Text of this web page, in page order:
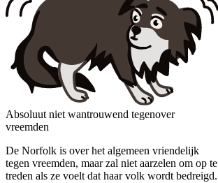
Absoluut niet wantrouwend tegenover
vreemden
De Norfolk is over het algemeen vriendelijk
tegen vreemden, maar zal niet aarzelen om op te
treden als ze voelt dat haar volk wordt bedreigd.